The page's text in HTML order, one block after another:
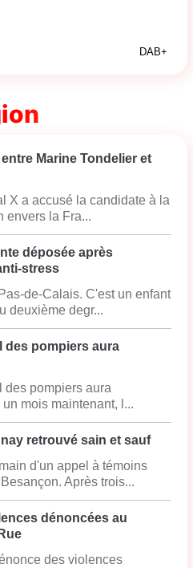
DAB+
Marine Tondelier et
X a accusé la candidate à la
envers la Fra...
déposée après
stress
de-Calais. C'est un enfant
deuxième degr...
des pompiers aura
pompiers aura
mois maintenant, l...
retrouvé sain et sauf
d'un appel à témoins
Après trois...
dénoncées au
des violences